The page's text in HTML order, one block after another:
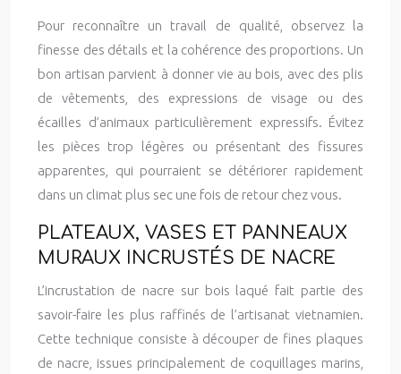
Pour reconnaître un travail de qualité, observez la
finesse des détails et la cohérence des proportions. Un
bon artisan parvient à donner vie au bois, avec des plis
de vêtements, des expressions de visage ou des
écailles d’animaux particulièrement expressifs. Évitez
les pièces trop légères ou présentant des fissures
apparentes, qui pourraient se détériorer rapidement
dans un climat plus sec une fois de retour chez vous.
PLATEAUX, VASES ET PANNEAUX
MURAUX INCRUSTÉS DE NACRE
L’incrustation de nacre sur bois laqué fait partie des
savoir-faire les plus raffinés de l’artisanat vietnamien.
Cette technique consiste à découper de fines plaques
de nacre, issues principalement de coquillages marins,